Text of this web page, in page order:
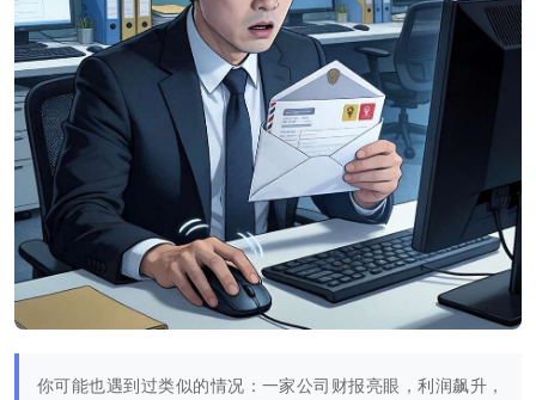
你可能也遇到过类似的情况：一家公司财报亮眼，利润飙升，